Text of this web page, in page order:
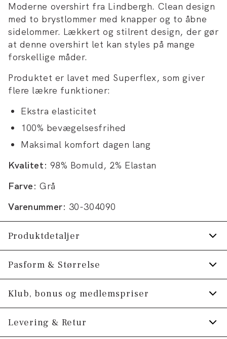
Moderne overshirt fra Lindbergh. Clean design
med to brystlommer med knapper og to åbne
sidelommer. Lækkert og stilrent design, der gør
at denne overshirt let kan styles på mange
forskellige måder.
Produktet er lavet med Superflex, som giver
flere lækre funktioner:
Ekstra elasticitet
100% bevægelsesfrihed
Maksimal komfort dagen lang
Kvalitet: 98% Bomuld, 2% Elastan
Farve: Grå
Varenummer: 30-304090
Produktdetaljer
To åbne sidelommer.
Logomærke nederst på venstre side.
To brystlommer med knapper.
elasticitet og komfort.
Pasform & Størrelse
Fit:Relaxed fit
Model:Modellen er 185 centimeter høj, og har
Klub, bonus og medlemspriser
Tilmeld dig Klub Tøjeksperten helt gratis.
Levering & Retur